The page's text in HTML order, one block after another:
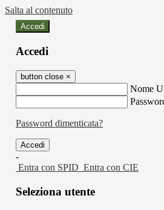
Salta al contenuto
Accedi
Accedi
button close ×
Nome
Password dimenticata?
-
Entra con SPID Entra con CIE
Seleziona utente